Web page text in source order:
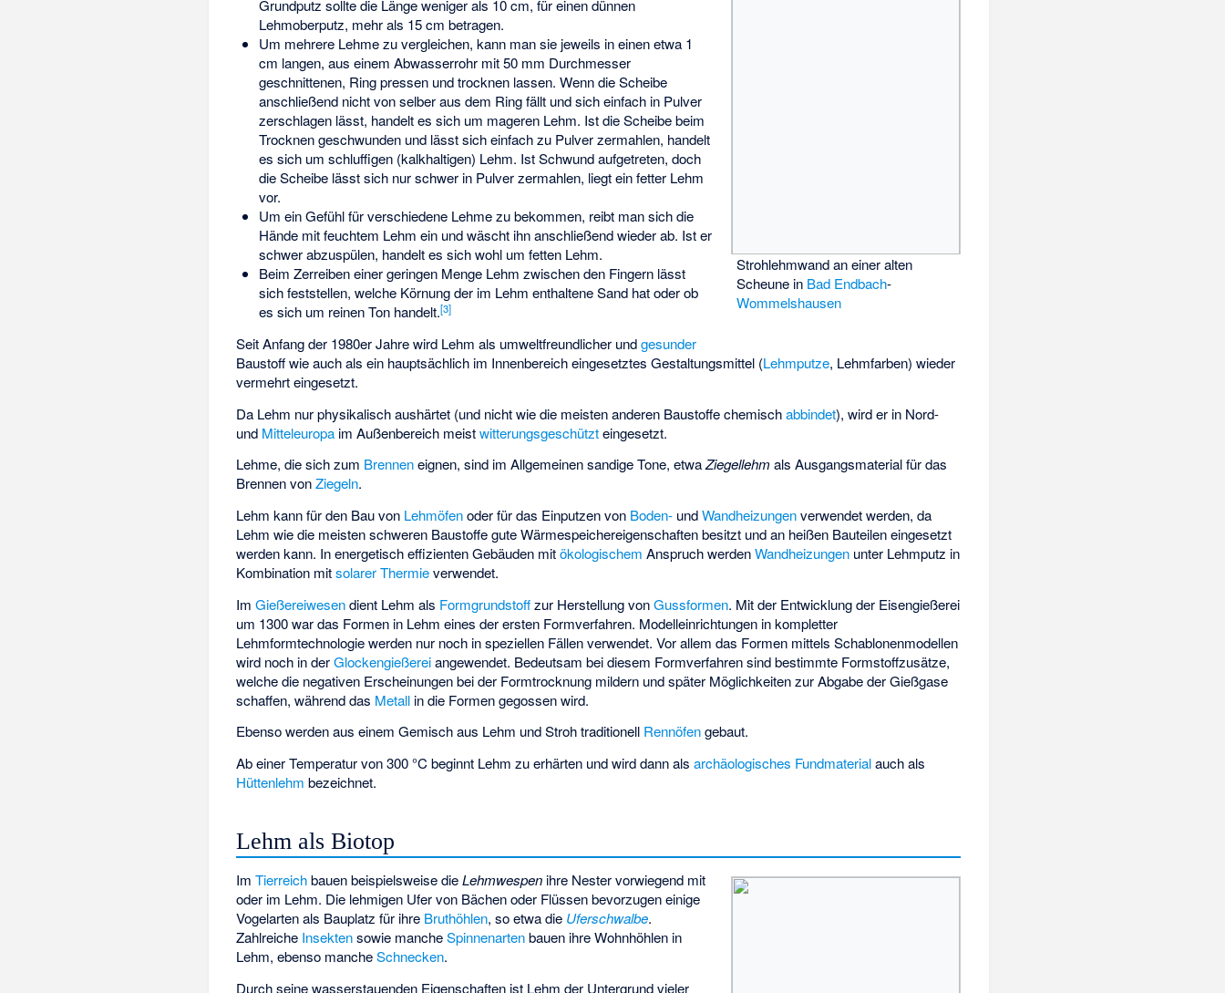
Strohlehmwand an einer alten
Scheune in Bad Endbach-
Wommelshausen
Grundputz sollte die Länge weniger als 10 cm, für einen dünnen
Lehmoberputz, mehr als 15 cm betragen.
Um mehrere Lehme zu vergleichen, kann man sie jeweils in einen etwa 1
cm langen, aus einem Abwasserrohr mit 50 mm Durchmesser
geschnittenen, Ring pressen und trocknen lassen. Wenn die Scheibe
anschließend nicht von selber aus dem Ring fällt und sich einfach in Pulver
zerschlagen lässt, handelt es sich um mageren Lehm. Ist die Scheibe beim
Trocknen geschwunden und lässt sich einfach zu Pulver zermahlen, handelt
es sich um schluffigen (kalkhaltigen) Lehm. Ist Schwund aufgetreten, doch
die Scheibe lässt sich nur schwer in Pulver zermahlen, liegt ein fetter Lehm
vor.
Um ein Gefühl für verschiedene Lehme zu bekommen, reibt man sich die
Hände mit feuchtem Lehm ein und wäscht ihn anschließend wieder ab. Ist er
schwer abzuspülen, handelt es sich wohl um fetten Lehm.
Beim Zerreiben einer geringen Menge Lehm zwischen den Fingern lässt
sich feststellen, welche Körnung der im Lehm enthaltene Sand hat oder ob
es sich um reinen Ton handelt.[3]
Seit Anfang der 1980er Jahre wird Lehm als umweltfreundlicher undgesunder
Baustoff wie auch als ein hauptsächlich im Innenbereich eingesetztes Gestaltungsmittel (Lehmputze, Lehmfarben) wieder
vermehrt eingesetzt.
Da Lehm nur physikalisch aushärtet (und nicht wie die meisten anderen Baustoffe chemischabbindet), wird er in Nord-
und Mitteleuropa im Außenbereich meistwitterungsgeschützteingesetzt.
Lehme, die sich zum Brenneneignen, sind im Allgemeinen sandige Tone, etwaZiegellehm als Ausgangsmaterial für das
Brennen vonZiegeln.
Lehm kann für den Bau von Lehmöfenoder für das Einputzen von Boden- undWandheizungenverwendet werden, da
Lehm wie die meisten schweren Baustoffe gute Wärmespeichereigenschaften besitzt und an heißen Bauteilen eingesetzt
werden kann. Inenergetisch effizienten Gebäuden mitökologischem Anspruch werdenWandheizungen unter Lehmputz in
Kombination mitsolarer Thermieverwendet.
ImGießereiwesendient Lehm als Formgrundstoffzur Herstellung vonGussformen. Mit der Entwicklung der Eisengießerei
um 1300 war das Formen in Lehm eines der ersten Formverfahren. Modelleinrichtungen in kompletter
Lehmformtechnologie werden nur noch in speziellen Fällen verwendet. Vor allem das Formen mittels Schablonenmodellen
wird noch in derGlockengießereiangewendet. Bedeutsam bei diesem Formverfahren sind bestimmte Formstoffzusätze,
welche die negativen Erscheinungen bei der Formtrocknung mildern und später Möglichkeiten zur Abgabe der Gießgase
schaffen, während das Metall in die Formen gegossen wird.
Ebenso werden aus einem Gemisch aus Lehm und Stroh traditionell Rennöfengebaut.
Ab einer Temperatur von 300 °C beginnt Lehm zu erhärten und wird dann alsarchäologisches Fundmaterialauch als
Hüttenlehm bezeichnet.
Lehm als Biotop
ImTierreichbauen beispielsweise dieLehmwespen ihre Nester vorwiegend mit
oder im Lehm. Die lehmigen Ufer von Bächen oder Flüssen bevorzugen einige
Vogelarten als Bauplatz für ihre Bruthöhlen, so etwa die Uferschwalbe.
Zahlreiche Insektensowie mancheSpinnenartenbauen ihre Wohnhöhlen in
Lehm, ebenso mancheSchnecken.
Durch seine wasserstauenden Eigenschaften ist Lehm der Untergrund vieler